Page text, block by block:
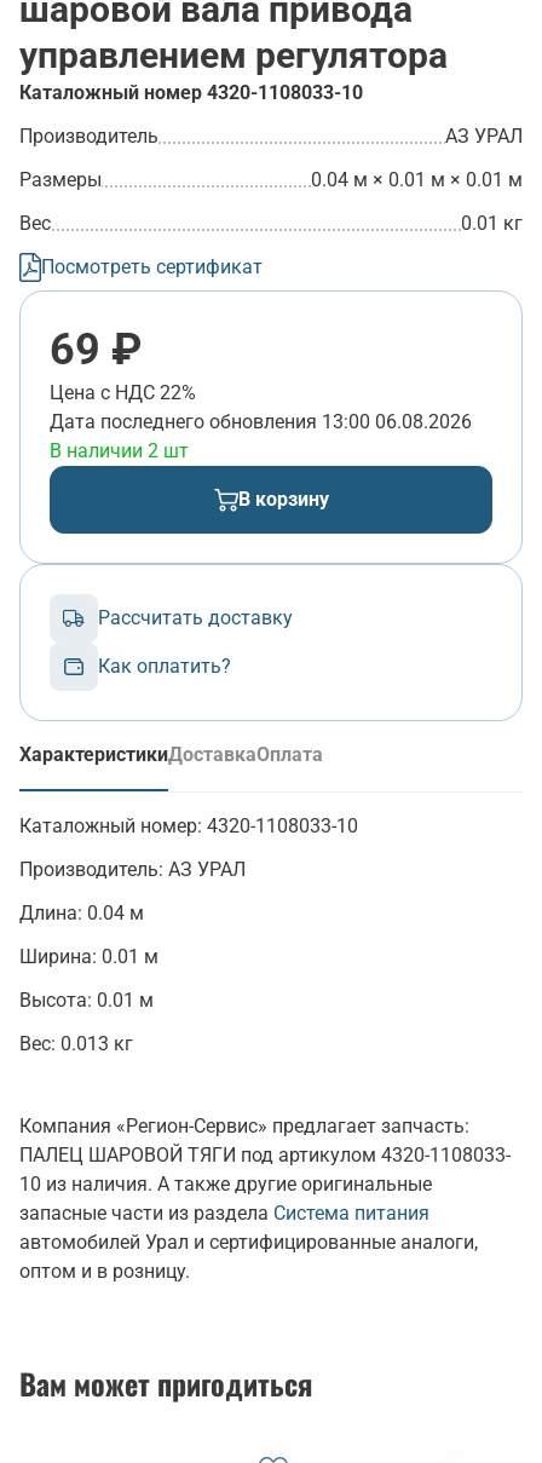
шаровой вала привода
управлением регулятора
Каталожный номер 4320-1108033-10
Производитель
АЗ УРАЛ
Размеры
0.04 м × 0.01 м × 0.01 м
Вес
0.01 кг
Посмотреть сертификат
69 ₽
Цена с НДС 22%
Дата последнего обновления 13:00 06.08.2026
В наличии 2 шт
В корзину
Рассчитать доставку
Как оплатить?
Характеристики
(активная вкладка)
ДоставкаОплата
Каталожный номер: 4320-1108033-10
Производитель: АЗ УРАЛ
Длина: 0.04 м
Ширина: 0.01 м
Высота: 0.01 м
Вес: 0.013 кг
Компания «Регион-Сервис» предлагает запчасть:
ПАЛЕЦ ШАРОВОЙ ТЯГИ под артикулом 4320-1108033-
10 из наличия. А также другие оригинальные
запасные части из раздела Система питания
автомобилей Урал и сертифицированные аналоги,
оптом и в розницу.
Вам может пригодиться